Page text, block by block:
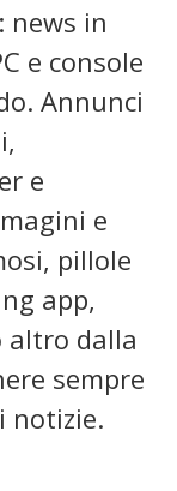
news in
e console
Annunci
e
e
pillole
app,
altro dalla
sempre
notizie.